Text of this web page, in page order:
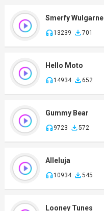
Smerfy Wulgarne
13239 701
Hello Moto
14934 652
Gummy Bear
9723 572
Alleluja
10934 545
Looney Tunes